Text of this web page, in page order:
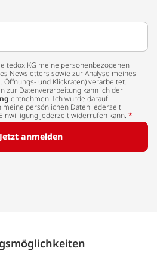
tedox KG meine personenbezogenen
Newsletters sowie zur Analyse meines
Öffnungs- und Klickraten) verarbeitet.
zur Datenverarbeitung kann ich der
entnehmen. Ich wurde darauf
meine persönlichen Daten jederzeit
jederzeit widerrufen kann. *
Jetzt anmelden